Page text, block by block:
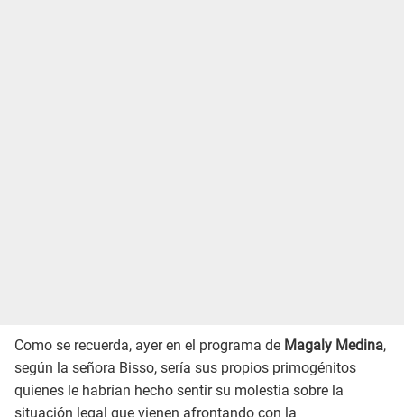
Como se recuerda, ayer en el programa de Magaly Medina,
según la señora Bisso, sería sus propios primogénitos
quienes le habrían hecho sentir su molestia sobre la
situación legal que vienen afrontando con la